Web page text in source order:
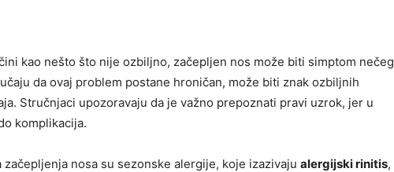
kao nešto što nije ozbiljno, začepljen nos može biti simptom nečeg
da ovaj problem postane hroničan, može biti znak ozbiljnih
Stručnjaci upozoravaju da je važno prepoznati pravi uzrok, jer u
komplikacija.
nosa su sezonske alergije, koje izazivaju alergijski rinitis,